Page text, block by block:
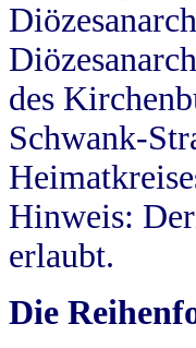
des
Schwank-
Hinweis:
erlaubt.
Die